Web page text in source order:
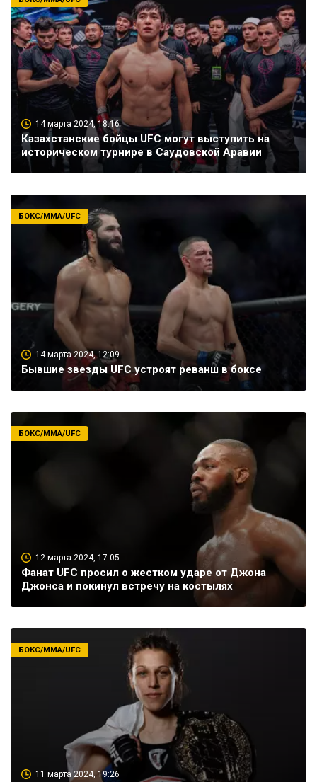
14 марта 2024, 18:16
Казахстанские бойцы UFC могут выступить на
историческом турнире в Саудовской Аравии
14 марта 2024, 12:09
Бывшие звезды UFC устроят реванш в боксе
БОКС/ММА/UFC
12 марта 2024, 17:05
Фанат UFC просил о жестком ударе от Джона
Джонса и покинул встречу на костылях
БОКС/ММА/UFC
11 марта 2024, 19:26
БОКС/ММА/UFC